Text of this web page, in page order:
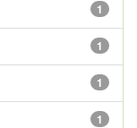
1
1
1
1